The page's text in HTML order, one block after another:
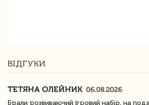
ВІДГУКИ
ТЕТЯНА ОЛЕЙНИК 06.08.2026
Брали розвиваючий ігровий набір, на